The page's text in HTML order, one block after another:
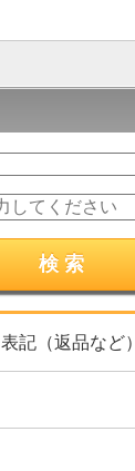
記（返品など）